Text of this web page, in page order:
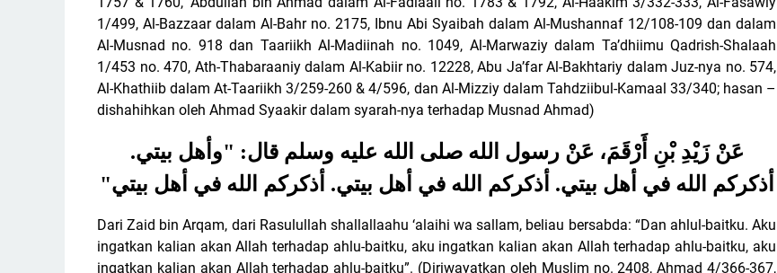
1/499, Al-Bazzaar dalam Al-Bahr no. 2175, Ibnu Abi Syaibah dalam Al-Mushannaf 12/108-109 dan dalam
Al-Musnad no. 918 dan Taariikh Al-Madiinah no. 1049, Al-Marwaziy dalam Ta’dhiimu Qadrish-Shalaah
1/453 no. 470, Ath-Thabaraaniy dalam Al-Kabiir no. 12228, Abu Ja’far Al-Bakhtariy dalam Juz-nya no. 574,
Al-Khathiib dalam At-Taariikh 3/259-260 & 4/596, dan Al-Mizziy dalam Tahdziibul-Kamaal 33/340; hasan –
dishahihkan oleh Ahmad Syaakir dalam syarah-nya terhadap Musnad Ahmad)
عَنْ زَيْدِ بْنِ أَرْقَمَ، عَنْ رسول الله صلى الله عليه وسلم قال: "وأهل بيتي.
أذكركم الله في أهل بيتي. أذكركم الله في أهل بيتي. أذكركم الله في أهل بيتي"
Dari Zaid bin Arqam, dari Rasulullah shallallaahu ‘alaihi wa sallam, beliau bersabda: “Dan ahlul-baitku. Aku
ingatkan kalian akan Allah terhadap ahlu-baitku, aku ingatkan kalian akan Allah terhadap ahlu-baitku, aku
ingatkan kalian akan Allah terhadap ahlu-baitku”. (Diriwayatkan oleh Muslim no. 2408, Ahmad 4/366-367,